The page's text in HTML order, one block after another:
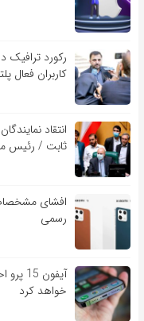
رکورد
کاربران فعال
انتقاد
ثابت / رئیس
رسمی
خواهد کرد